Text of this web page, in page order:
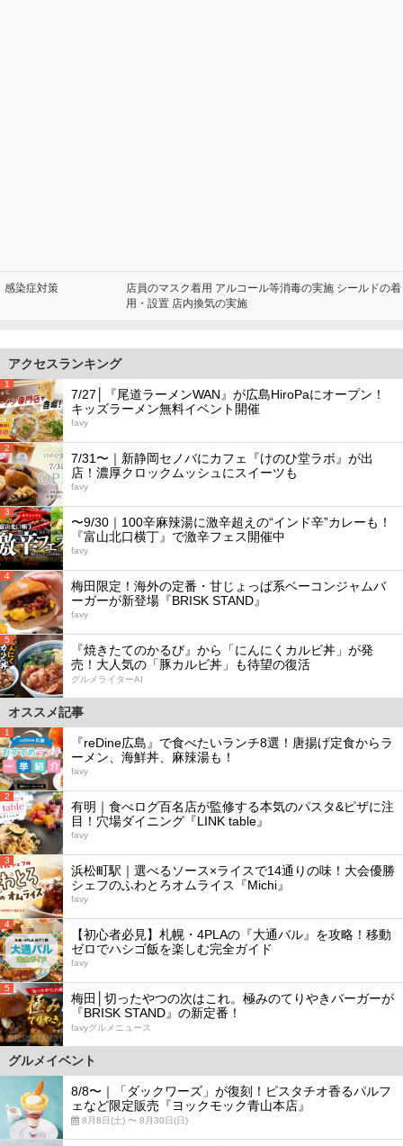
感染症対策
店員のマスク着用 アルコール等消毒の実施 シールドの着
用・設置 店内換気の実施
アクセスランキング
1
7/27│『尾道ラーメンWAN』が広島HiroPaにオープン！
キッズラーメン無料イベント開催
favy
2
7/31〜｜新静岡セノバにカフェ『けのひ堂ラボ』が出
店！濃厚クロックムッシュにスイーツも
favy
3
〜9/30｜100辛麻辣湯に激辛超えの“インド辛”カレーも！
『富山北口横丁』で激辛フェス開催中
favy
4
梅田限定！海外の定番・甘じょっぱ系ベーコンジャムバ
ーガーが新登場『BRISK STAND』
favy
5
『焼きたてのかるび』から「にんにくカルビ丼」が発
売！大人気の「豚カルビ丼」も待望の復活
グルメライターAI
オススメ記事
1
『reDine広島』で食べたいランチ8選！唐揚げ定食からラ
ーメン、海鮮丼、麻辣湯も！
favy
2
有明｜食べログ百名店が監修する本気のパスタ&ピザに注
目！穴場ダイニング『LINK table』
favy
3
浜松町駅｜選べるソース×ライスで14通りの味！大会優勝
シェフのふわとろオムライス『Michi』
favy
4
【初心者必見】札幌・4PLAの『大通バル』を攻略！移動
ゼロでハシゴ飯を楽しむ完全ガイド
favy
5
梅田│切ったやつの次はこれ。極みのてりやきバーガーが
『BRISK STAND』の新定番！
favyグルメニュース
グルメイベント
8/8〜｜「ダックワーズ」が復刻！ピスタチオ香るパルフ
ェなど限定販売『ヨックモック青山本店』
8月8日(土) 〜 8月30日(日)